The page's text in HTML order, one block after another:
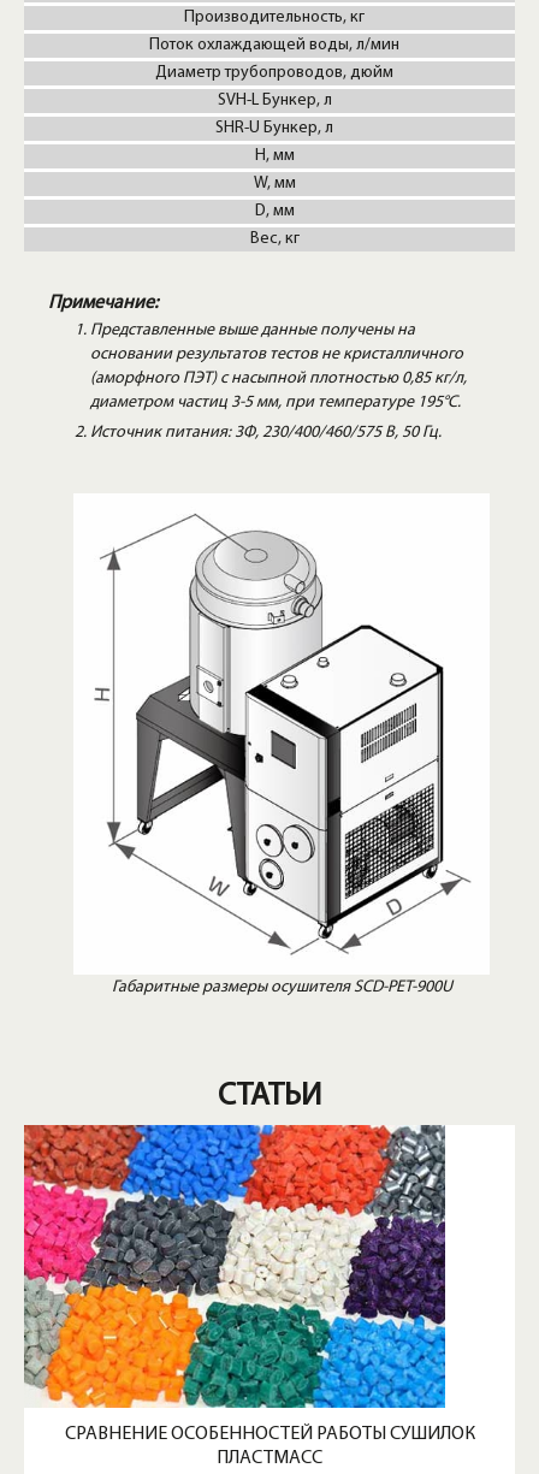
Производительность, кг
Поток охлаждающей воды, л/мин
Диаметр трубопроводов, дюйм
SVH-L Бункер, л
SHR-U Бункер, л
H, мм
W, мм
D, мм
Вес, кг
Примечание:
Представленные выше данные получены на
основании результатов тестов не кристалличного
(аморфного ПЭТ) с насыпной плотностью 0,85 кг/л,
диаметром частиц 3-5 мм, при температуре 195°С.
Источник питания: 3Ф, 230/400/460/575 В, 50 Гц.
Габаритные размеры осушителя SCD-PET-900U
СТАТЬИ
СРАВНЕНИЕ ОСОБЕННОСТЕЙ РАБОТЫ СУШИЛОК
ПЛАСТМАСС